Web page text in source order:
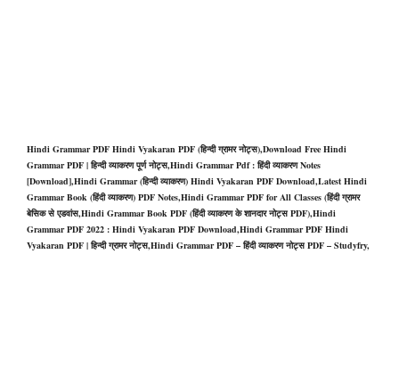
Hindi Grammar PDF Hindi Vyakaran PDF (हिन्दी ग्रामर नोट्स),Download Free Hindi
Grammar PDF | हिन्दी व्याकरण पूर्ण नोट्स,Hindi Grammar Pdf : हिंदी व्याकरण Notes
[Download],Hindi Grammar (हिन्दी व्याकरण) Hindi Vyakaran PDF Download,Latest Hindi
Grammar Book (हिंदी व्याकरण) PDF Notes,Hindi Grammar PDF for All Classes (हिंदी ग्रामर
बेसिक से एडवांस,Hindi Grammar Book PDF (हिंदी व्याकरण के शानदार नोट्स PDF),Hindi
Grammar PDF 2022 : Hindi Vyakaran PDF Download,Hindi Grammar PDF Hindi
Vyakaran PDF | हिन्दी ग्रामर नोट्स,Hindi Grammar PDF – हिंदी व्याकरण नोट्स PDF – Studyfry,